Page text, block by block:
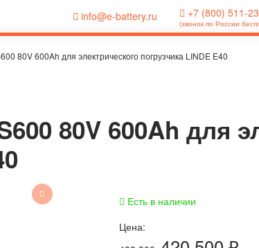
info@e-battery.ru +7 (800) 511-
(звонок по России
80V 600Ah для электрического погрузчика LINDE E40
80V 600Ah для
Есть в наличии
Цена: